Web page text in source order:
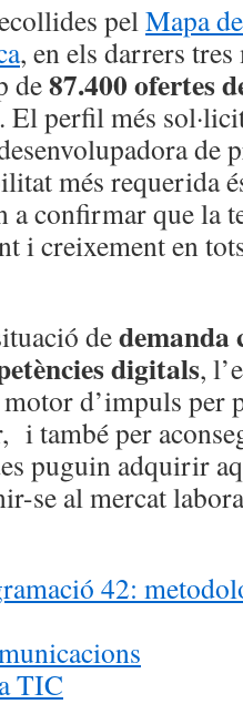
pelMapa
, en els darrers tres
de87.400 ofertes
El perfil més
de
més requerida
a confirmar que la
i creixement en
dedemanda
digitals,
d’impuls per
i també per
puguin adquirir
se al mercat
42:
TIC